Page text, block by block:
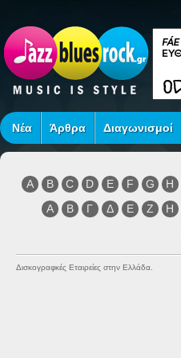
Νέα Άρθρα Διαγωνισμοί
A B C D E F G H
Α
Β Γ Δ Ε Ζ Η
Δισκογραφκές Εταιρείες στην Ελλάδα.